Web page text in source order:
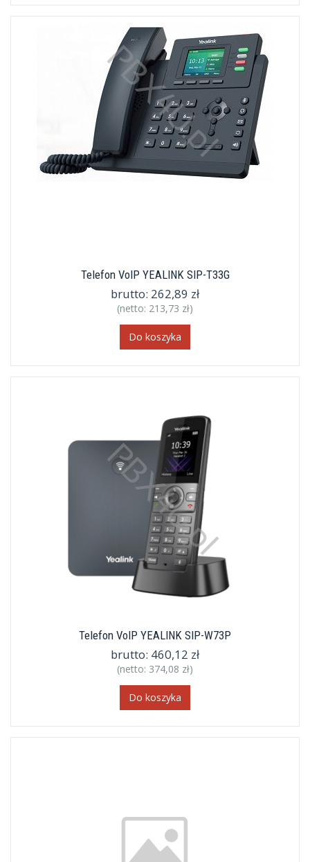
Telefon VoIP YEALINK SIP-T33G
brutto: 262,89 zł
(netto: 213,73 zł)
Do koszyka
Telefon VoIP YEALINK SIP-W73P
brutto: 460,12 zł
(netto: 374,08 zł)
Do koszyka